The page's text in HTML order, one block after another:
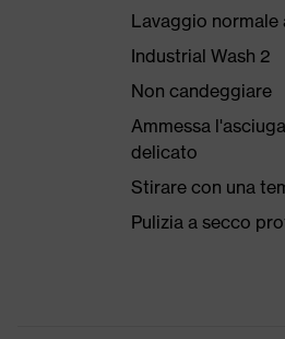
Lavaggio normale
Industrial Wash 2
Non candeggiare
Ammessa
delicato
Stirare con una
Pulizia a secco